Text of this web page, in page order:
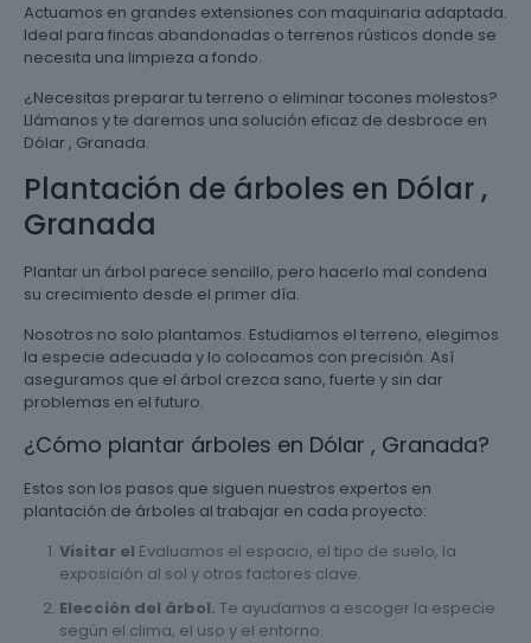
Actuamos en grandes extensiones con maquinaria adaptada.
Ideal para fincas abandonadas o terrenos rústicos donde se
necesita una limpieza a fondo.
¿Necesitas preparar tu terreno o eliminar tocones molestos?
Llámanos y te daremos una solución eficaz de desbroce en
Dólar , Granada.
Plantación de árboles en Dólar ,
Granada
Plantar un árbol parece sencillo, pero hacerlo mal condena
su crecimiento desde el primer día.
Nosotros no solo plantamos. Estudiamos el terreno, elegimos
la especie adecuada y lo colocamos con precisión. Así
aseguramos que el árbol crezca sano, fuerte y sin dar
problemas en el futuro.
¿Cómo plantar árboles en Dólar , Granada?
Estos son los pasos que siguen nuestros expertos en
plantación de árboles al trabajar en cada proyecto:
Visitar el Evaluamos el espacio, el tipo de suelo, la
exposición al sol y otros factores clave.
Elección del árbol. Te ayudamos a escoger la especie
según el clima, el uso y el entorno.